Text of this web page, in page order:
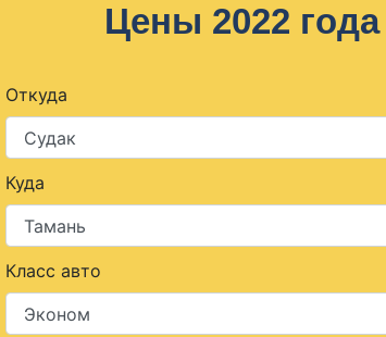
Цены 2022 года
Откуда
Куда
Класс авто